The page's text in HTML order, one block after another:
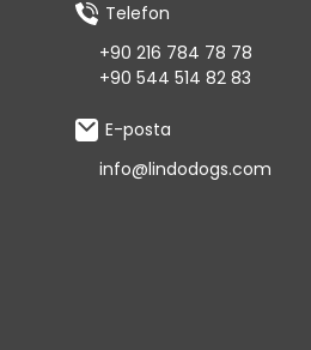
Telefon
+90 216 784 78 78
+90 544 514 82 83
E-posta
info@lindodogs.com